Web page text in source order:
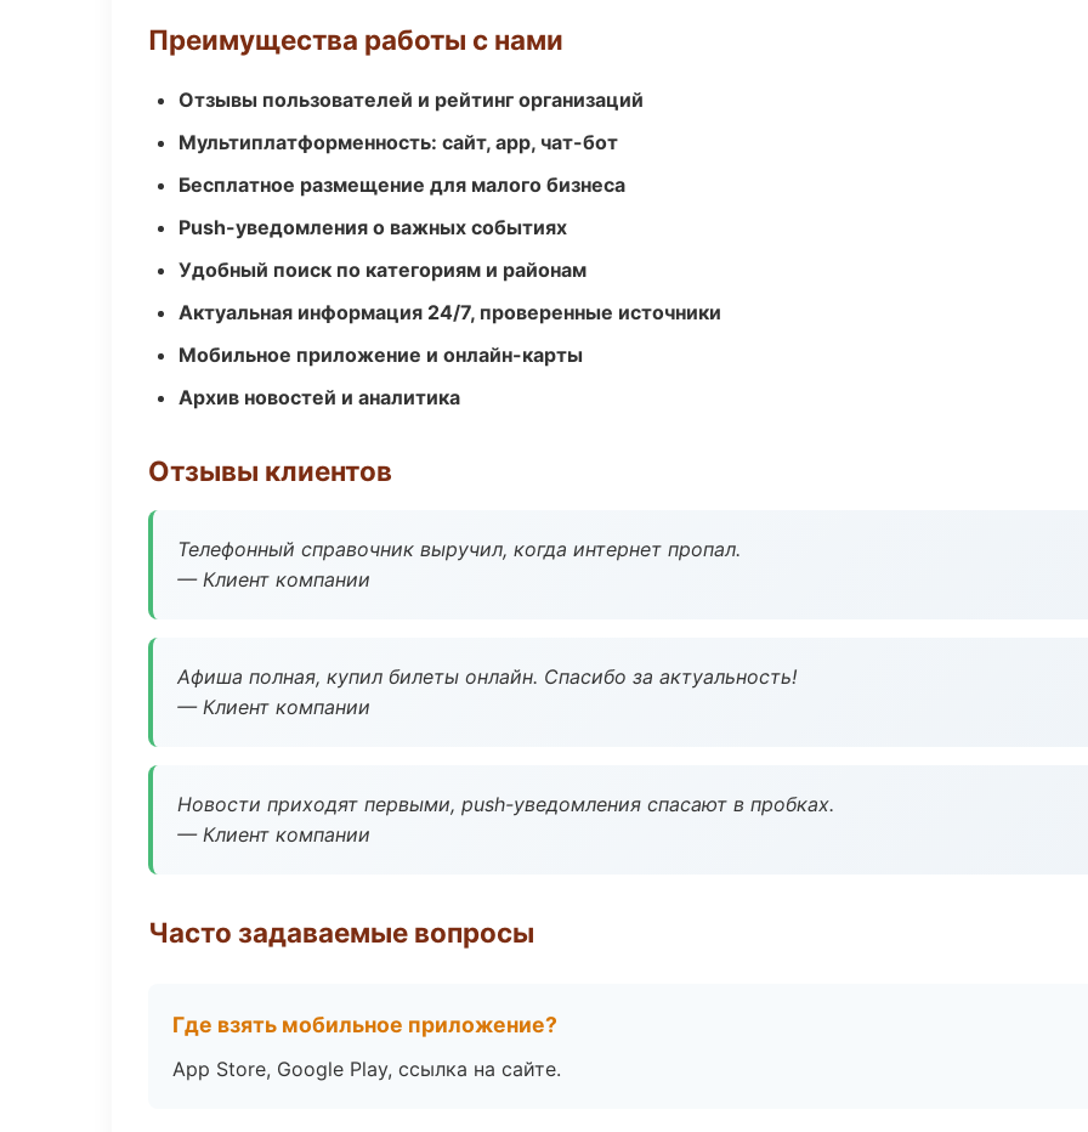
Преимущества работы с нами
Отзывы пользователей и рейтинг организаций
Мультиплатформенность: сайт, app, чат-бот
Бесплатное размещение для малого бизнеса
Push-уведомления о важных событиях
Удобный поиск по категориям и районам
Актуальная информация 24/7, проверенные источники
Мобильное приложение и онлайн-карты
Архив новостей и аналитика
Отзывы клиентов
Телефонный справочник выручил, когда интернет пропал.
— Клиент компании
Афиша полная, купил билеты онлайн. Спасибо за актуальность!
— Клиент компании
Новости приходят первыми, push-уведомления спасают в пробках.
— Клиент компании
Часто задаваемые вопросы
Где взять мобильное приложение?
App Store, Google Play, ссылка на сайте.